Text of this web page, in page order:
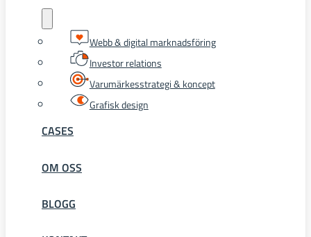
Webb & digital marknadsföring
Investor relations
Varumärkesstrategi & koncept
Grafisk design
CASES
OM OSS
BLOGG